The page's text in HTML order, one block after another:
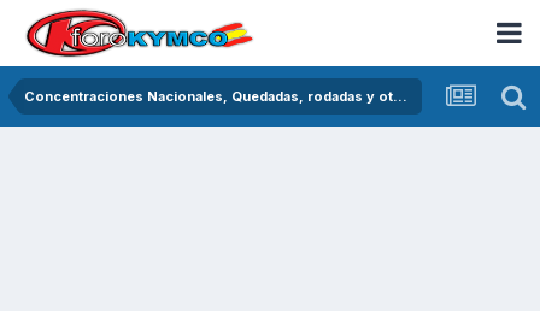
Concentraciones Nacionales, Quedadas, rodadas y otras crónicas del asfalto